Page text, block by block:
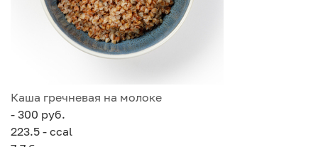
Каша гречневая на молоке
- 300 руб.
223.5 - ccal